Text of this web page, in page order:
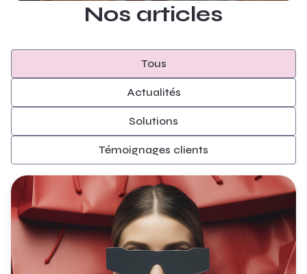
Nos articles
Tous
Actualités
Solutions
Témoignages clients